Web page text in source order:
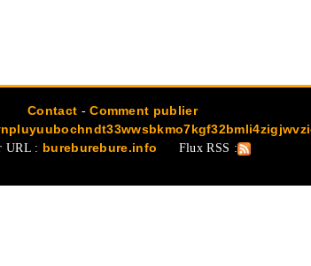
Contact -Comment publier
URL : bureburebure.info Flux RSS :